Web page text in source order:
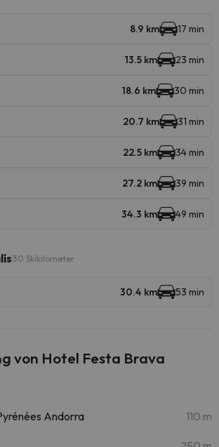
8.9 km 17 min
13.5 km 23 min
18.6 km 30 min
20.7 km 31 min
22.5 km 34 min
27.2 km 39 min
34.3 km 49 min
30 Skikilometer
30.4 km 53 min
von Hotel Festa Brava
Andorra 110 m